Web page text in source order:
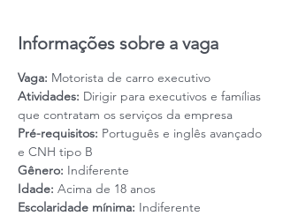
Informações sobre a vaga
Vaga: Motorista de carro executivo
Atividades: Dirigir para executivos e famílias
que contratam os serviços da empresa
Pré-requisitos: Português e inglês avançado
e CNH tipo B
Gênero: Indiferente
Idade: Acima de 18 anos
Escolaridade mínima: Indiferente